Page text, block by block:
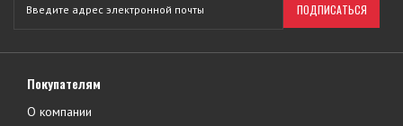
ПОДПИСАТЬСЯ
Покупателям
О компании